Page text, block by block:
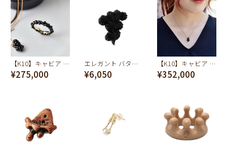
【K10】キャビア リング 5g【オーダージュエリー】【受注予約】
¥275,000
エレガント バタークリーム ピアス（ブラック）
¥6,050
【K10】キャビア ネックレス 5g【オーダージュエリー】【受注予約】
¥352,000